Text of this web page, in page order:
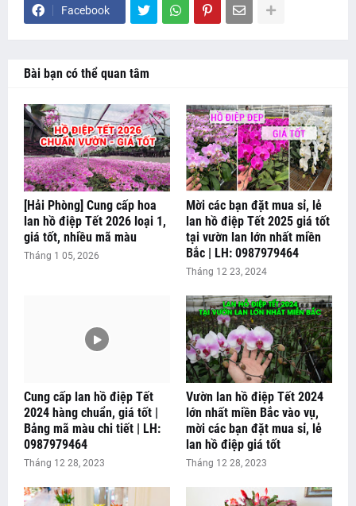
Facebook
Bài bạn có thể quan tâm
[Hải Phòng] Cung cấp hoa
lan hồ điệp Tết 2026 loại 1,
giá tốt, nhiều mã màu
Tháng 1 05, 2026
Mời các bạn đặt mua sỉ, lẻ
lan hồ điệp Tết 2025 giá tốt
tại vườn lan lớn nhất miền
Bắc | LH: 0987979464
Tháng 12 23, 2024
Cung cấp lan hồ điệp Tết
2024 hàng chuẩn, giá tốt |
Bảng mã màu chi tiết | LH:
0987979464
Tháng 12 28, 2023
Vườn lan hồ điệp Tết 2024
lớn nhất miền Bắc vào vụ,
mời các bạn đặt mua sỉ, lẻ
lan hồ điệp giá tốt
Tháng 12 28, 2023